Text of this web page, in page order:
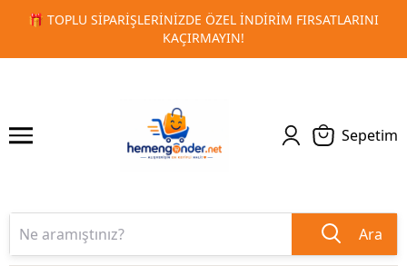
🚀 KURUMSAL PROMOSYON VE MATBAA
1 2
Sepetim
Ara